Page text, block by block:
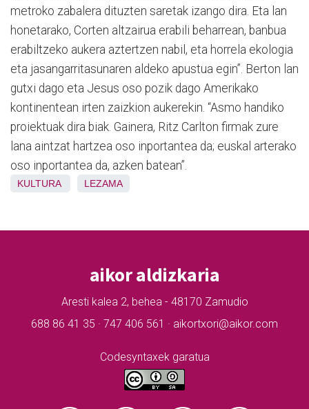
metroko zabalera dituzten saretak izango dira. Eta lan
honetarako, Corten altzairua erabili beharrean, banbua
erabiltzeko aukera aztertzen nabil, eta horrela ekologia
eta jasangarritasunaren aldeko apustua egin”. Berton lan
gutxi dago eta Jesus oso pozik dago Amerikako
kontinentean irten zaizkion aukerekin. “Asmo handiko
proiektuak dira biak. Gainera, Ritz Carlton firmak zure
lana aintzat hartzea oso inportantea da; euskal arterako
oso inportantea da, azken batean”.
KULTURA LEZAMA
aikor aldizkaria
Aresti kalea 2, behea - 48170 Zamudio
688 86 41 35 · 747 406 561 · aikortxori@aikor.com
Codesyntaxek garatua